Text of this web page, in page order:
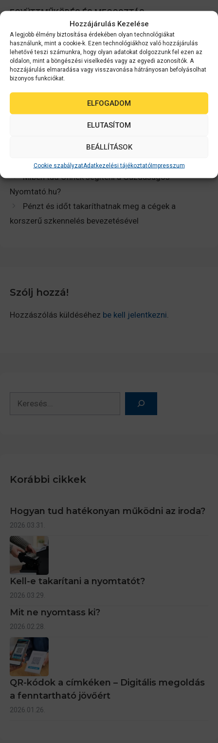
Hozzájárulás Kezelése
A legjobb élmény biztosítása érdekében olyan technológiákat
használunk, mint a cookie-k. Ezen technológiákhoz való hozzájárulás
lehetővé teszi számunkra, hogy olyan adatokat dolgozzunk fel ezen az
oldalon, mint a böngészési viselkedés vagy az egyedi azonosítók. A
hozzájárulás elmaradása vagy visszavonása hátrányosan befolyásolhat
bizonyos funkciókat.
ELFOGADOM
ELUTASÍTOM
BEÁLLÍTÁSOK
Cookie szabályzatAdatkezelési tájékoztatóImpresszum
EGYÜTTMŰKÖDÉS ÉS MEGOSZTÁS
Dolgozzon csapatban, és küldje el a szkennelt
dokumentumokat közvetlenül a Microsoft
Sharepoint® vagy FTP-szolgáltatásba, illetve
felhőalapú tárhelyre!
Tegyen egy további lépést a decentralizált
dokumentumkezelés felé a Document Capture Pro
Server segítségével, amely többszörös, hosszú
dokumentumkezelést több felhasználónak!
Miben tud Önnek segíteni a Gazdaságos-
Nyomtató.hu?
Pénzt és időt takaríthatnak meg a cégek a
korszerű szkennelés bevezetésével
Szólj hozzá!
Hozzászólás küldéséhez be kell jelentkezni.
Korábbi cikkek
Hogyan tud hatékonyan működni az iroda?
2026.03.31.
Kell-e takarítani a nyomtatót?
2026.03.29.
Mit ne nyomtass ki?
2026.02.28.
QR-kódok a címkéken – Digitális megoldás
a fenntartható jövőért
2026.01.26.